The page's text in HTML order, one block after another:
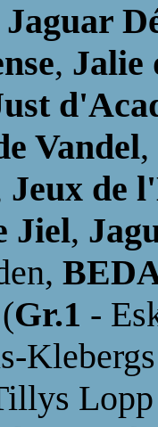
Jaguar
, Jalie
Vandel,
Jeux de
Jiel,
Gr.1 -